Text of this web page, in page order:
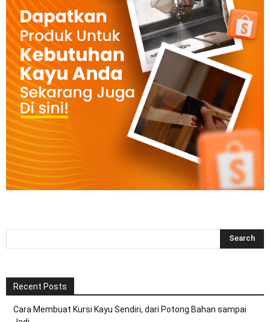
Recent Posts
Cara Membuat Kursi Kayu Sendiri, dari Potong Bahan sampai